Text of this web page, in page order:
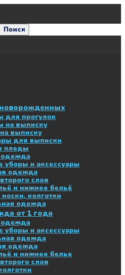
для прогулок
на выписку
выписку
для выписки
пледы
одежда
уборы и аксессуары
одежда
слоя
и нижнее бельё
колготки
одежда
от 1 года
одежда
уборы и аксессуары
одежда
одежда
и нижнее белье
слоя